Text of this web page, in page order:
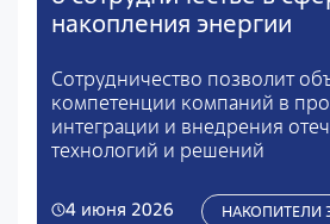
накопления энергии
Сотрудничество позволит
компетенции компаний в
интеграции и внедрения
технологий и решений
4 июня 2026 НАКОПИТЕЛИ